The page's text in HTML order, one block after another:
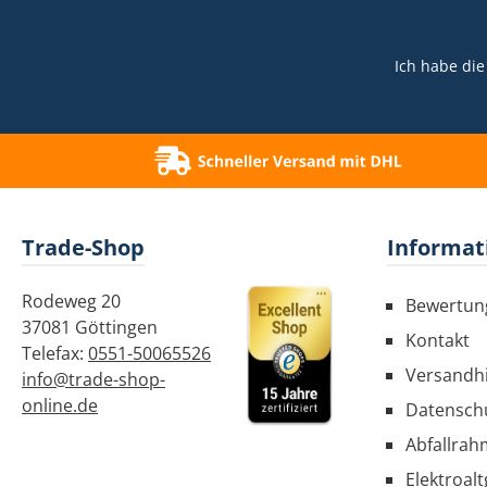
Ich habe die
Trade-Shop
Rodeweg 20
37081 Göttingen
Telefax: 0551-50065526
info@trade-shop-
online.de
Kontakt